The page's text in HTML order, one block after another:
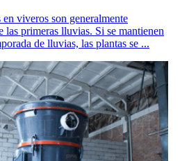
viveros son generalmente
las primeras lluvias. Si se mantienen
de lluvias, las plantas se ...